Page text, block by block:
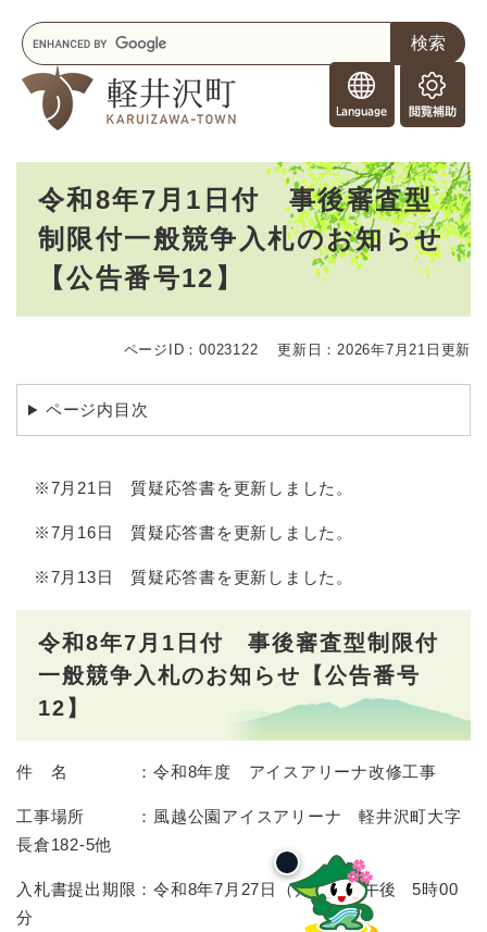
o
r
e
i
g
s
閲
覧
助
キ
ー
ワ
令和8年7月1日付 事後審査型
制限付一般競争入札のお知らせ
【公告番号12】
ページID：0023122 更新日：2026年7月21日更新
ページ内目次
※7月21日 質疑応答書を更新しました。
※7月16日 質疑応答書を更新しました。
※7月13日 質疑応答書を更新しました。
令和8年7月1日付 事後審査型制限付
一般競争入札のお知らせ【公告番号
12】
件 名 ：令和8年度 アイスアリーナ改修工事
工事場所 ：風越公園アイスアリーナ 軽井沢町大字
長倉182-5他
入札書提出期限：令和8年7月27日（月曜日）午後 5時00
分